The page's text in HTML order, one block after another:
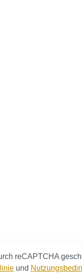
reCAPTCHA
und